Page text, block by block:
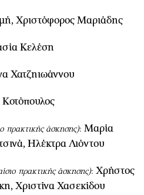
Χριστόφορος Μαριάδης
Κελέση
Χατζηιωάννου
πρακτικής άσκησης): Μαρία
Ηλέκτρα Λιόντου
πρακτικής άσκησης): Χρήστος
Χριστίνα Χασεκίδου